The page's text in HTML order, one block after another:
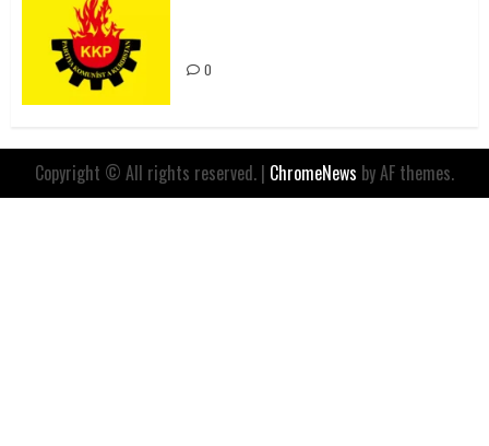
0
Copyright © All rights reserved. | ChromeNews by AF themes.